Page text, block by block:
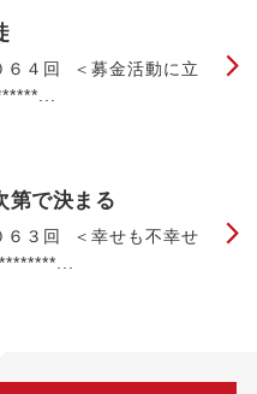
４回 ＜募金活動に立
第で決まる
３回 ＜幸せも不幸せ